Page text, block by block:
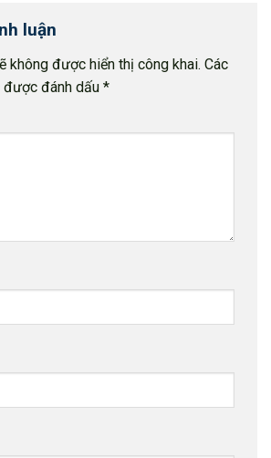
luận
không được hiển thị công khai. Các
đánh dấu *